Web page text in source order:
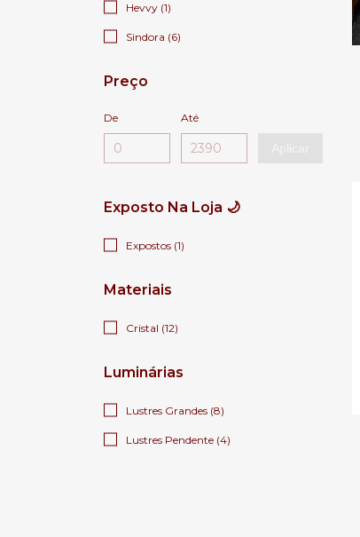
Hevvy (1)
Sindora (6)
Preço
De Até
Exposto Na Loja 🌙
Expostos (1)
Materiais
Cristal (12)
Luminárias
Lustres Grandes (8)
Lustres Pendente (4)